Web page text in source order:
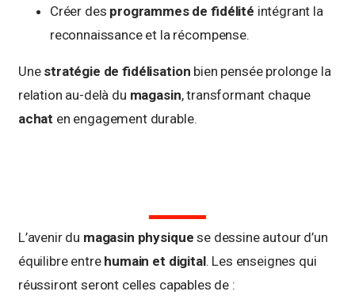
Créer des programmes de fidélité intégrant la
reconnaissance et la récompense.
Une stratégie de fidélisation bien pensée prolonge la
relation au-delà du magasin, transformant chaque
achat en engagement durable.
L’avenir du magasin physique se dessine autour d’un
équilibre entre humain et digital. Les enseignes qui
réussiront seront celles capables de :